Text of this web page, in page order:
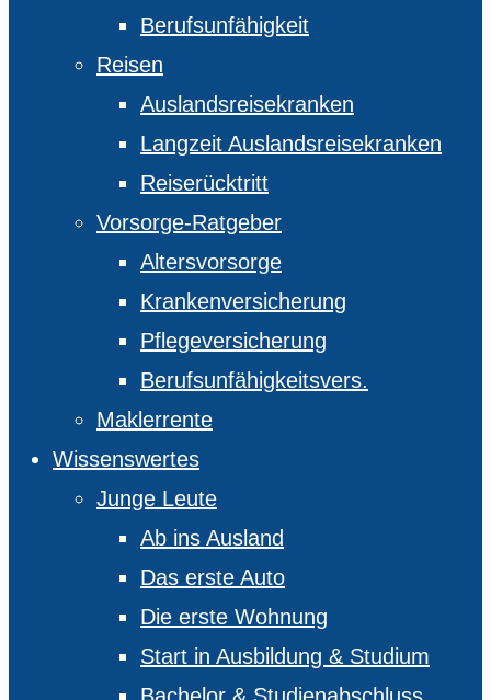
Berufsunfähigkeit
Reisen
Auslandsreisekranken
Langzeit Auslandsreisekranken
Reiserücktritt
Vorsorge-Ratgeber
Altersvorsorge
Krankenversicherung
Pflegeversicherung
Berufsunfähigkeitsvers.
Maklerrente
Wissenswertes
Junge Leute
Ab ins Ausland
Das erste Auto
Die erste Wohnung
Start in Ausbildung & Studium